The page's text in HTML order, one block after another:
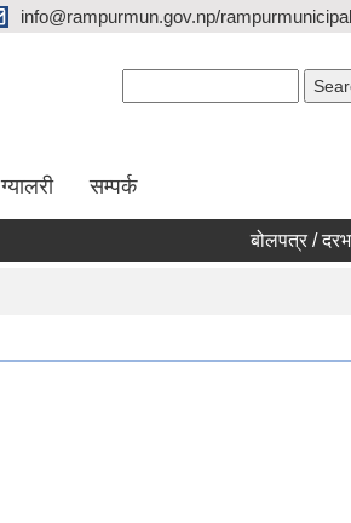
info@rampurmun.gov.np/
ग्यालरी सम्पर्क
बोलपत्र /